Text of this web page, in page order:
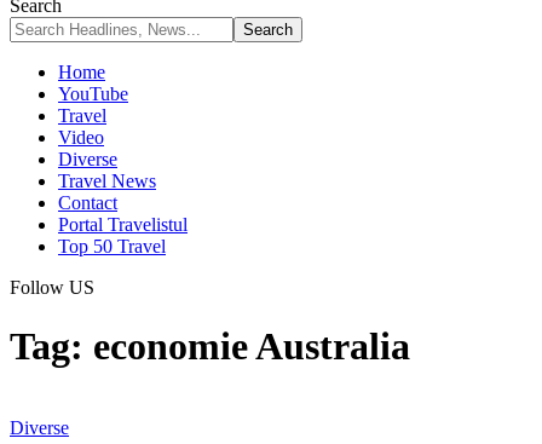
Search
Home
YouTube
Travel
Video
Diverse
Travel News
Contact
Portal Travelistul
Top 50 Travel
Follow US
Tag: economie Australia
Diverse